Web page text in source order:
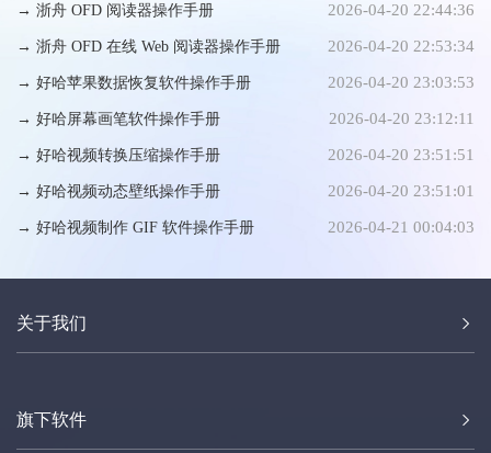
→ 浙舟 OFD 阅读器操作手册 2026-04-20 22:44:36
→ 浙舟 OFD 在线 Web 阅读器操作手册 2026-04-20 22:53:34
→ 好哈苹果数据恢复软件操作手册 2026-04-20 23:03:53
→ 好哈屏幕画笔软件操作手册 2026-04-20 23:12:11
→ 好哈视频转换压缩操作手册 2026-04-20 23:51:51
→ 好哈视频动态壁纸操作手册 2026-04-20 23:51:01
→ 好哈视频制作 GIF 软件操作手册 2026-04-21 00:04:03
关于我们
旗下软件